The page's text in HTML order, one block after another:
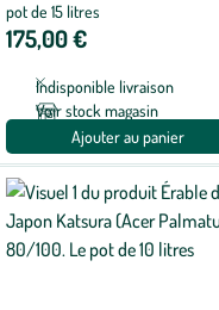
pot de 15 litres
175,00 €
Indisponible livraison
Voir stock magasin
Ajouter au panier